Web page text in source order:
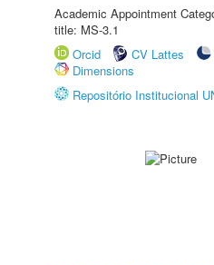
Academic Appointment
title: MS-3.1
Orcid
CV Lattes
Dimensions
Repositório Institucional